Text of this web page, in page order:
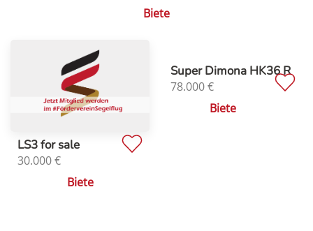
Biete
LS3 for sale
30.000€
Biete
Super Dimona HK36 R
78.000€
Biete